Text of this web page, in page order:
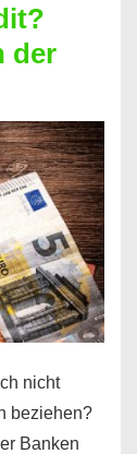
der
nicht
beziehen?
Banken